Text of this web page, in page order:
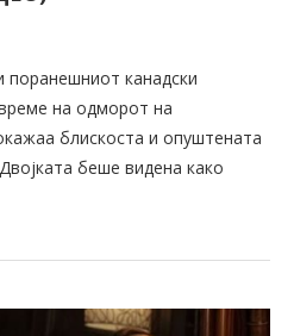
поранешниот канадски
на одморот на
блискоста и опуштената
беше видена како